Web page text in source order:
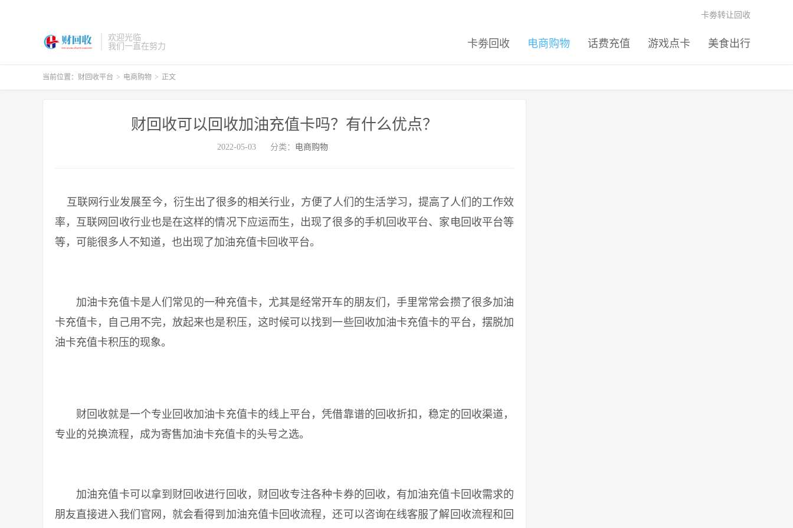
欢迎光临
我们一直在努力
卡劵回收 电商购物 话费充值 游戏点卡 美食出行
卡劵转让回收
当前位置： 财回收平台 > 电商购物 > 正文
财回收可以回收加油充值卡吗？有什么优点？
2022-05-03 分类： 电商购物
互联网行业发展至今，衍生出了很多的相关行业，方便了人们的生活学习，提高了人们的工作效
率，互联网回收行业也是在这样的情况下应运而生，出现了很多的手机回收平台、家电回收平台等
等，可能很多人不知道，也出现了加油充值卡回收平台。
加油卡充值卡是人们常见的一种充值卡，尤其是经常开车的朋友们，手里常常会攒了很多加油
卡充值卡，自己用不完，放起来也是积压，这时候可以找到一些回收加油卡充值卡的平台，摆脱加
油卡充值卡积压的现象。
财回收就是一个专业回收加油卡充值卡的线上平台，凭借靠谱的回收折扣，稳定的回收渠道，
专业的兑换流程，成为寄售加油卡充值卡的头号之选。
加油充值卡可以拿到财回收进行回收，财回收专注各种卡券的回收，有加油充值卡回收需求的
朋友直接进入我们官网，就会看得到加油充值卡回收流程，还可以咨询在线客服了解回收流程和回